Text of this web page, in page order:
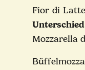
Fior di
Unterschied
Mozzarella